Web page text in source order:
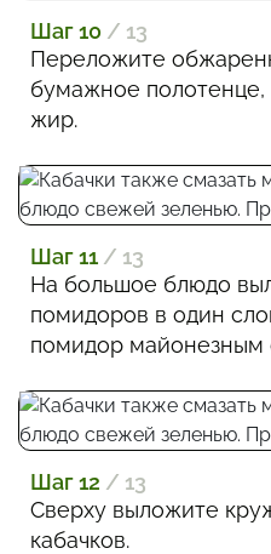
Шаг 10 / 13
Переложите
бумажное полотенце,
жир.
Шаг 11 / 13
На большое блюдо
помидоров в один
помидор майонезным
Шаг 12 / 13
Сверху выложите
кабачков.